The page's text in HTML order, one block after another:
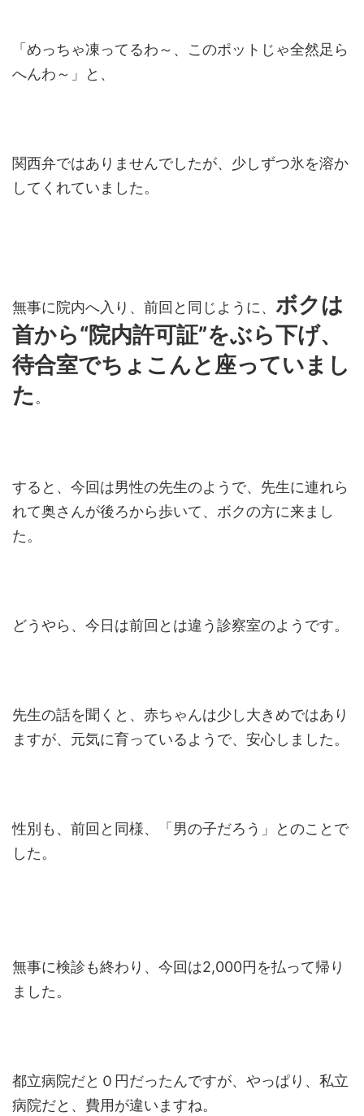
「めっちゃ凍ってるわ～、このポットじゃ全然足ら
へんわ～」と、
関西弁ではありませんでしたが、少しずつ氷を溶か
してくれていました。
無事に院内へ入り、前回と同じように、 ボクは
首から“院内許可証”をぶら下げ、
待合室でちょこんと座っていまし
た 。
すると、今回は男性の先生のようで、先生に連れら
れて奥さんが後ろから歩いて、ボクの方に来まし
た。
どうやら、今日は前回とは違う診察室のようです。
先生の話を聞くと、赤ちゃんは少し大きめではあり
ますが、元気に育っているようで、安心しました。
性別も、前回と同様、「男の子だろう」とのことで
した。
無事に検診も終わり、今回は2,000円を払って帰り
ました。
都立病院だと０円だったんですが、やっぱり、私立
病院だと、費用が違いますね。